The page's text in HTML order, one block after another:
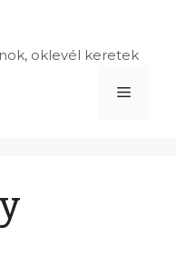
oklevél keretek
Menü